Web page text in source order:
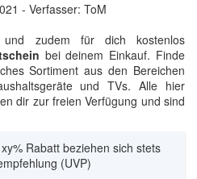
- Verfasser: ToM
und zudem für dich kostenlos
bei deinem Einkauf. Finde
Sortiment aus den Bereichen
und TVs. Alle hier
dir zur freien Verfügung und sind
Rabatt beziehen sich stets
(UVP)